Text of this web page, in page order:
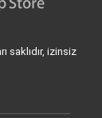
saklıdır, izinsiz